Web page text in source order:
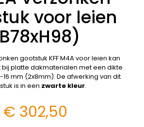
voor leien
gootstuk KFF M4A voor leien kan
platte dakmaterialen met een dikte
mm (2x8mm). De afwerking van dit
is in een zwarte kleur.
€ 302,50